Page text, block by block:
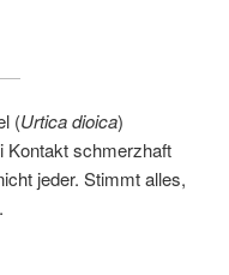
(Urtica dioica)
Kontakt schmerzhaft
jeder. Stimmt alles,